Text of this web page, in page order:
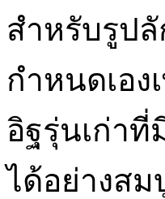
สำหรับรูป
กำหนดเอง
อิฐรุ่นเก่าที่
ได้อย่างส